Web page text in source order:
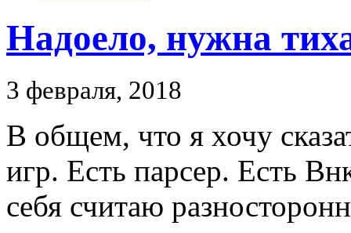
Надоело, нужна
3 февраля, 2018
В общем, что я хочу
игр. Есть парсер. Есть
себя считаю